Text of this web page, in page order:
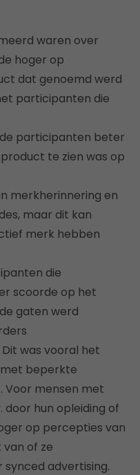
waren over
hoger op
dat genoemd werd
participanten die
participanten beter
te zien was op
merkherinnering en
maar dit kan
merk hebben
die
scoorde op het
gaten werd
was vooral het
beperkte
Voor mensen met
hun opleiding of
op percepties van
of ze
advertising.